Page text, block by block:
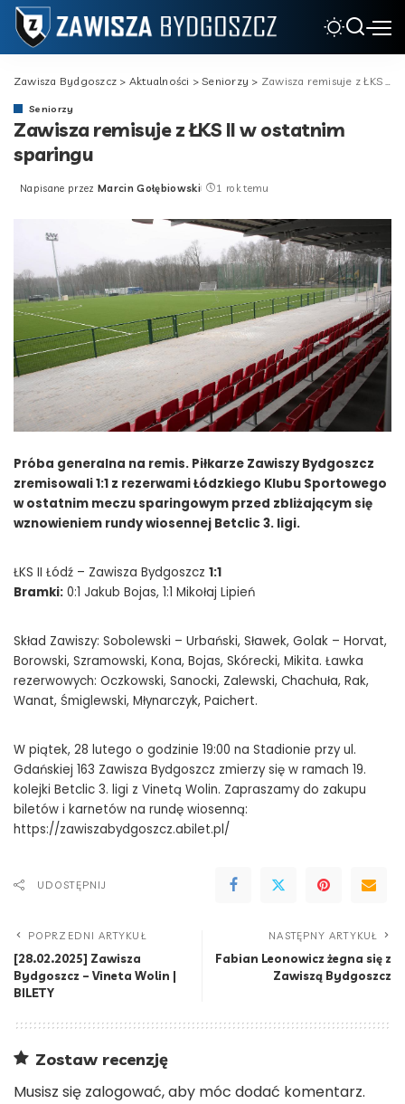
Zawisza Bydgoszcz > Aktualności >Seniorzy > Zawisza remisuje z ŁKS II w ostatnim sparingu
Seniorzy
Zawisza remisuje z ŁKS II w ostatnim
sparingu
Posted
Napisane przez Marcin Gołębiowski 1 rok temu
Próba generalna na remis. Piłkarze Zawiszy Bydgoszcz
zremisowali 1:1 z rezerwami Łódzkiego Klubu Sportowego
w ostatnim meczu sparingowym przed zbliżającym się
wznowieniem rundy wiosennej Betclic 3. ligi.
ŁKS II Łódź – Zawisza Bydgoszcz 1:1
Bramki: 0:1 Jakub Bojas, 1:1 Mikołaj Lipień
Skład Zawiszy: Sobolewski – Urbański, Sławek, Golak – Horvat,
Borowski, Szramowski, Kona, Bojas, Skórecki, Mikita. Ławka
rezerwowych: Oczkowski, Sanocki, Zalewski, Chachuła, Rak,
Wanat, Śmiglewski, Młynarczyk, Paichert.
W piątek, 28 lutego o godzinie 19:00 na Stadionie przy ul.
Gdańskiej 163 Zawisza Bydgoszcz zmierzy się w ramach 19.
kolejki Betclic 3. ligi z Vinetą Wolin. Zapraszamy do zakupu
biletów i karnetów na rundę wiosenną:
https://zawiszabydgoszcz.abilet.pl/
UDOSTĘPNIJ
POPRZEDNI ARTYKUŁ
[28.02.2025] Zawisza
Bydgoszcz – Vineta Wolin |
BILETY
NASTĘPNY ARTYKUŁ
Fabian Leonowicz żegna się z
Zawiszą Bydgoszcz
Zostaw recenzję
Musisz się zalogować, aby móc dodać komentarz.